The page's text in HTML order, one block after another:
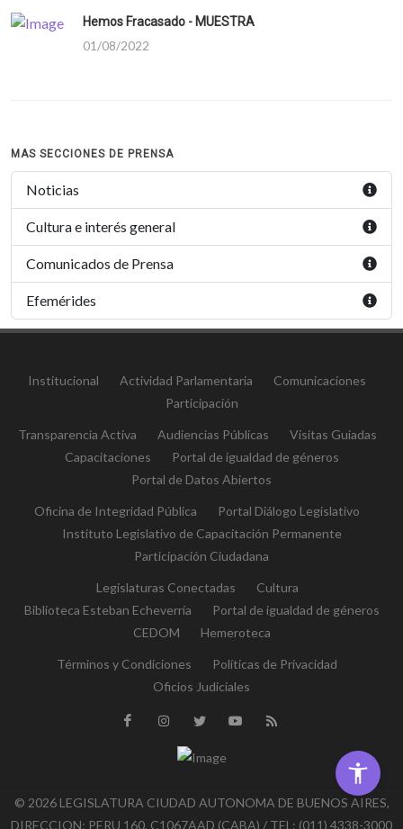
Hemos Fracasado - MUESTRA
01/08/2022
MAS SECCIONES DE PRENSA
Noticias
Cultura e interés general
Comunicados de Prensa
Efemérides
Institucional Actividad Parlamentaria
Comunicaciones
Participación
Transparencia Activa Audiencias Públicas
Visitas Guiadas
Capacitaciones
Portal de igualdad de géneros
Portal de Datos Abiertos
Oficina de Integridad Pública
Portal Diálogo Legislativo
Instituto Legislativo de Capacitación Permanente
Participación Ciudadana
Legislaturas Conectadas
Cultura
Biblioteca Esteban Echeverría
Portal de igualdad de géneros
CEDOM
Hemeroteca
Términos y Condiciones
Políticas de Privacidad
Oficios Judiciales
© 2026 LEGISLATURA CIUDAD AUTONOMA DE BUENOS AIRES,
DIRECCION: PERU 160, C1067AAD (CABA) / TEL: (011) 4338-3000